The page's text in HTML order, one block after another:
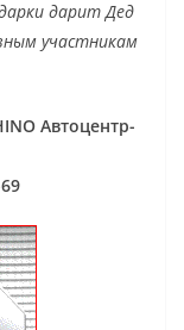
дарит Дед
участникам
Автоцентр-